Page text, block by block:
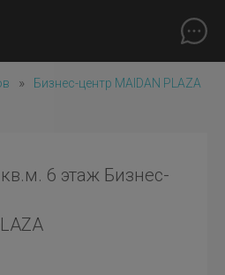
» Бизнес-центр MAIDAN PLAZA
6 этаж Бизнес-